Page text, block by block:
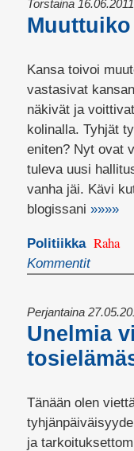
Torstaina 16.06.2011
Kansa toivoi
vastasivat
näkivät ja
kolinalla. Tyhjät
eniten? Nyt ovat
tuleva uusi
vanha jäi. Kävi
blogissani »»»»
Politiikka Raha
Kommentit
Perjantaina
Unelmia
Tänään olen
ja